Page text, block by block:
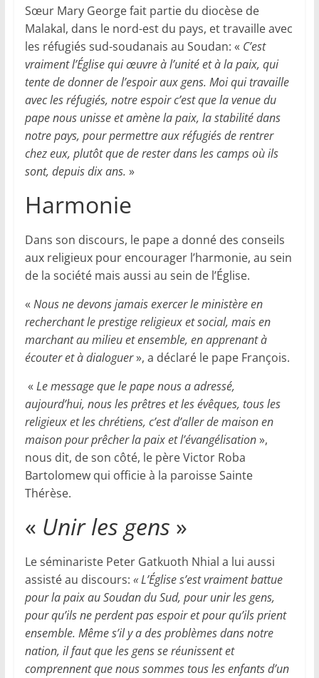
Sœur Mary George fait partie du diocèse de
Malakal, dans le nord-est du pays, et travaille avec
les réfugiés sud-soudanais au Soudan: « C’est
vraiment l’Église qui œuvre à l’unité et à la paix, qui
tente de donner de l’espoir aux gens. Moi qui travaille
avec les réfugiés, notre espoir c’est que la venue du
pape nous unisse et amène la paix, la stabilité dans
notre pays, pour permettre aux réfugiés de rentrer
chez eux, plutôt que de rester dans les camps où ils
sont, depuis dix ans. »
Harmonie
Dans son discours, le pape a donné des conseils
aux religieux pour encourager l’harmonie, au sein
de la société mais aussi au sein de l’Église.
« Nous ne devons jamais exercer le ministère en
recherchant le prestige religieux et social, mais en
marchant au milieu et ensemble, en apprenant à
écouter et à dialoguer», a déclaré le pape François.
« Le message que le pape nous a adressé,
aujourd’hui, nous les prêtres et les évêques, tous les
religieux et les chrétiens, c’est d’aller de maison en
maison pour prêcher la paix et l’évangélisation»,
nous dit, de son côté, le père Victor Roba
Bartolomew qui officie à la paroisse Sainte
Thérèse.
« Unir les gens »
Le séminariste Peter Gatkuoth Nhial a lui aussi
assisté au discours: «L’Église s’est vraiment battue
pour la paix au Soudan du Sud, pour unir les gens,
pour qu’ils ne perdent pas espoir et pour qu’ils prient
ensemble. Même s’il y a des problèmes dans notre
nation, il faut que les gens se réunissent et
comprennent que nous sommes tous les enfants d’un